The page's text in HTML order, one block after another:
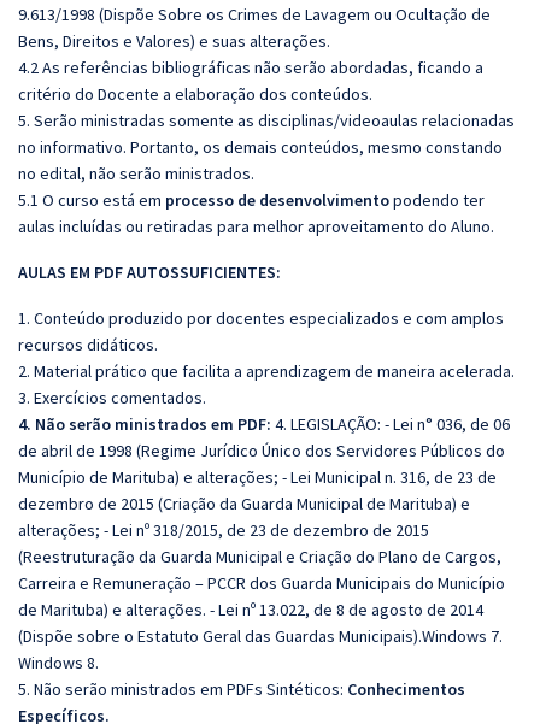
9.613/1998 (Dispõe Sobre os Crimes de Lavagem ou Ocultação de
Bens, Direitos e Valores) e suas alterações.
4.2 As referências bibliográficas não serão abordadas, ficando a
critério do Docente a elaboração dos conteúdos.
5. Serão ministradas somente as disciplinas/videoaulas relacionadas
no informativo. Portanto, os demais conteúdos, mesmo constando
no edital, não serão ministrados.
5.1 O curso está em processo de desenvolvimentopodendo ter
aulas incluídas ou retiradas para melhor aproveitamento do Aluno.
AULAS EM PDF AUTOSSUFICIENTES:
1. Conteúdo produzido por docentes especializados e com amplos
recursos didáticos.
2. Material prático que facilita a aprendizagem de maneira acelerada.
3. Exercícios comentados.
4. Não serão ministrados em PDF: 4. LEGISLAÇÃO: - Lei n° 036, de 06
de abril de 1998 (Regime Jurídico Único dos Servidores Públicos do
Município de Marituba) e alterações; - Lei Municipal n. 316, de 23 de
dezembro de 2015 (Criação da Guarda Municipal de Marituba) e
alterações; - Lei nº 318/2015, de 23 de dezembro de 2015
(Reestruturação da Guarda Municipal e Criação do Plano de Cargos,
Carreira e Remuneração – PCCR dos Guarda Municipais do Município
de Marituba) e alterações. - Lei nº 13.022, de 8 de agosto de 2014
(Dispõe sobre o Estatuto Geral das Guardas Municipais).Windows 7.
Windows 8.
5. Não serão ministrados em PDFs Sintéticos: Conhecimentos
Específicos.